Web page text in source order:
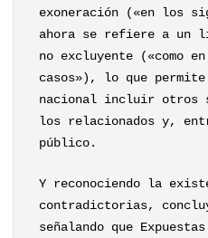
exoneración («en los
ahora se refiere a un
no excluyente («como
casos»), lo que
nacional incluir otros
los relacionados y,
público.
Y reconociendo la
contradictorias,
señalando que